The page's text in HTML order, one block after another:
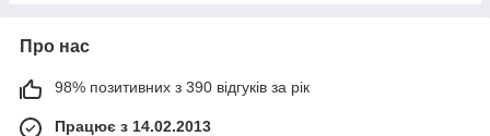
Про нас
98% позитивних з 390 відгуків за рік
Працює з 14.02.2013